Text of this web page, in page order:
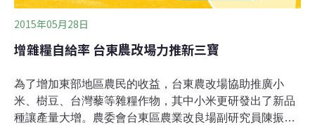
2015年05月28日
增雜糧自給率 台東農改場力推新三寶
為了增加東部地區農民的收益，台東農改場協助推廣小
米、樹豆、台灣藜等雜糧作物，其中小米更研發出了新品
種讓產量大增。農委會台東區農業改良場副研究員陳振義